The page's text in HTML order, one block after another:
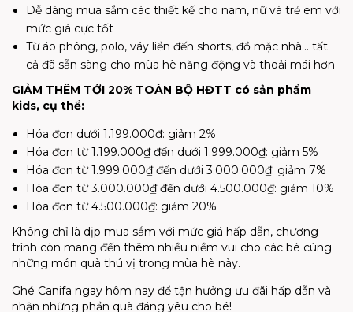
Dễ dàng mua sắm các thiết kế cho nam, nữ và trẻ em với
mức giá cực tốt
Từ áo phông, polo, váy liền đến shorts, đồ mặc nhà… tất
cả đã sẵn sàng cho mùa hè năng động và thoải mái hơn
GIẢM THÊM TỚI 20% TOÀN BỘ HĐTT có sản phẩm
kids, cụ thể:
Hóa đơn dưới 1.199.000₫: giảm 2%
Hóa đơn từ 1.199.000₫ đến dưới 1.999.000₫: giảm 5%
Hóa đơn từ 1.999.000₫ đến dưới 3.000.000₫: giảm 7%
Hóa đơn từ 3.000.000₫ đến dưới 4.500.000₫: giảm 10%
Hóa đơn từ 4.500.000₫: giảm 20%
Không chỉ là dịp mua sắm với mức giá hấp dẫn, chương
trình còn mang đến thêm nhiều niềm vui cho các bé cùng
những món quà thú vị trong mùa hè này.
Ghé Canifa ngay hôm nay để tận hưởng ưu đãi hấp dẫn và
nhận những phần quà đáng yêu cho bé!